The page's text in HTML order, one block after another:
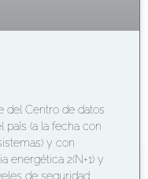
del Centro de datos
país (a la fecha con
y con
energética 2(N+1) y
de seguridad,